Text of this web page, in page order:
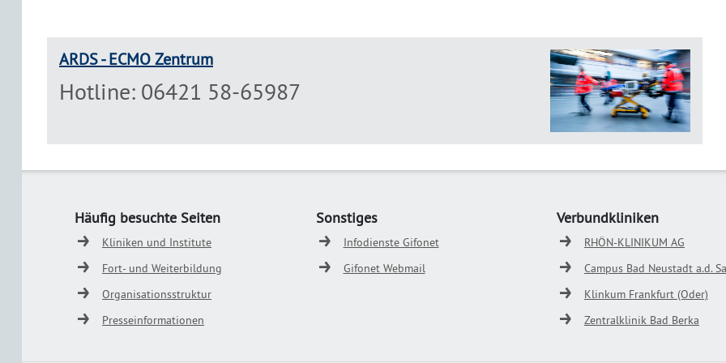
ARDS - ECMO Zentrum
Hotline: 06421 58-65987
Häufig besuchte Seiten
Kliniken und Institute
Fort- und Weiterbildung
Organisationsstruktur
Presseinformationen
Sonstiges
Infodienste Gifonet
Gifonet Webmail
Verbundkliniken
RHÖN-KLINIKUM AG
Campus Bad Neustadt a.d.
Klinkum Frankfurt (Oder)
Zentralklinik Bad Berka